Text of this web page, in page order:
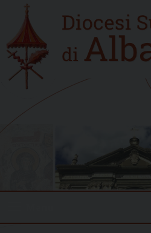
content
Home
new